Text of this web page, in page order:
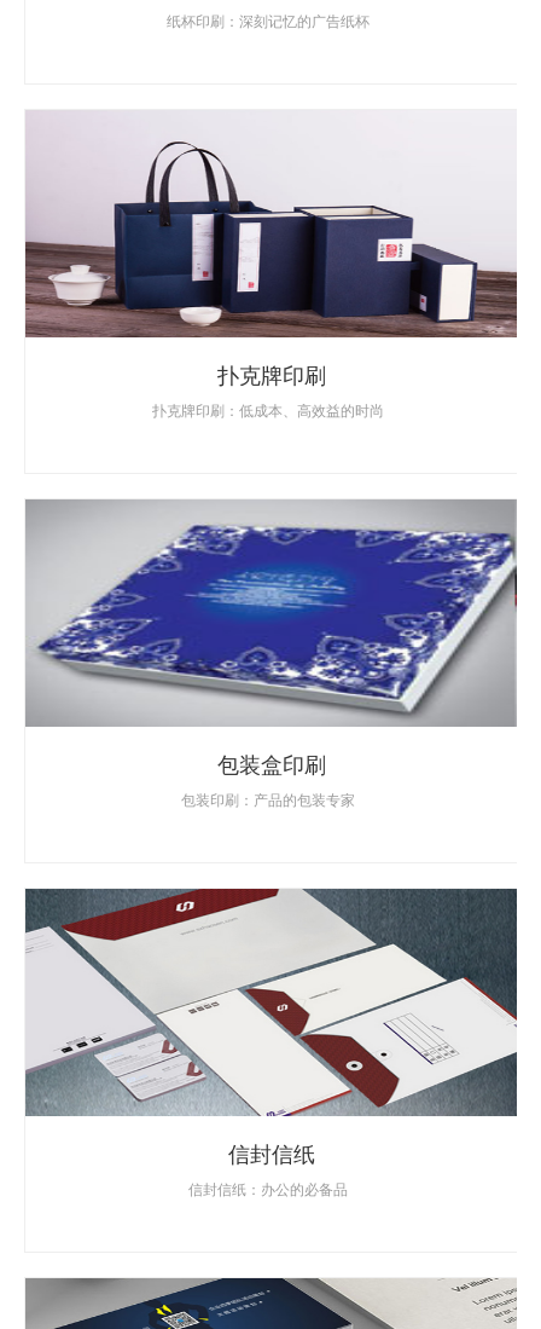
纸杯印刷：深刻记忆的广告纸杯
扑克牌印刷
扑克牌印刷：低成本、高效益的时尚
包装盒印刷
包装印刷：产品的包装专家
信封信纸
信封信纸：办公的必备品